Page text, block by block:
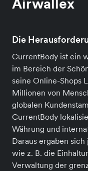
Die
CurrentBody ist ein
im Bereich der
seine Online-Shops
Millionen von
globalen
CurrentBody
Währung und
Daraus ergaben
wie z. B. die
Verwaltung der